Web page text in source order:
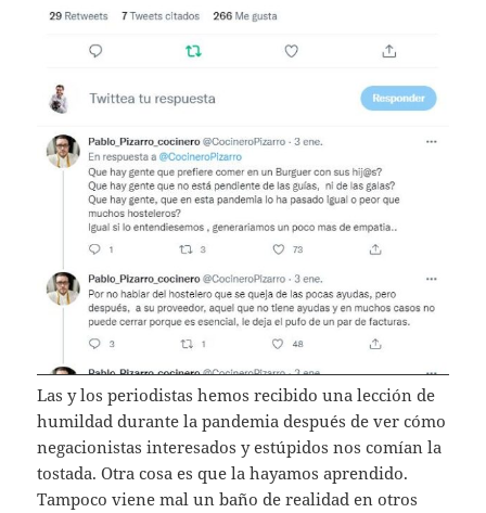
Las y los periodistas hemos recibido una lección de
humildad durante la pandemia después de ver cómo
negacionistas interesados y estúpidos nos comían la
tostada. Otra cosa es que la hayamos aprendido.
Tampoco viene mal un baño de realidad en otros